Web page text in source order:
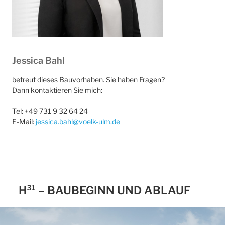
Jessica Bahl
betreut dieses Bauvorhaben. Sie haben Fragen?
Dann kontaktieren Sie mich:
Tel: +49 731 9 32 64 24
E-Mail: jessica.bahl@voelk-ulm.de
H³¹ – BAUBEGINN UND ABLAUF